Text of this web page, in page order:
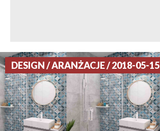
DESIGN / ARANŻACJE / 2018-05-15